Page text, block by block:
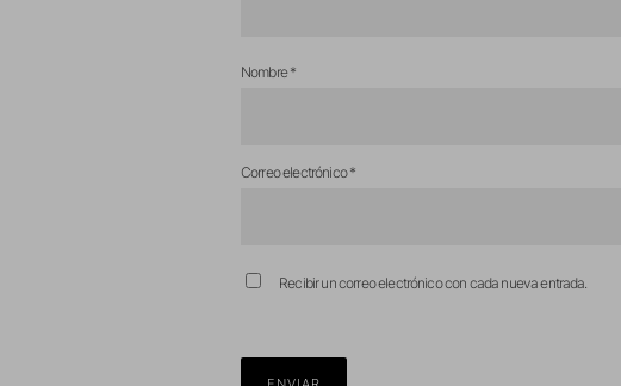
Nombre*
Correo electrónico*
Recibir un correo electrónico con cada nueva entrada.